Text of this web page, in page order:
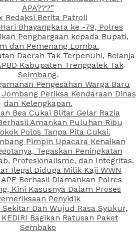
APA???”
Redaksi Berita Patroli
Bhayangkara ke -79, Polres
Penghargaan kepada Bupati,
dan Pemenang Lomba.
Daerah Tak Terpenuhi, Belanja
Kabupaten Trenggalek Tak
Seimbang.
Pengesahan Warga Baru
Jombang Periksa Kendaraan Dinas
dan Kelengkapan.
Bea Cukai Blitar Gelar Razia
Amankan Puluhan Ribu
Polos Tanpa Pita Cukai.
Pimpin Upacara Kenaikan
Tegaskan Peningkatan
Profesionalisme, dan Integritas.
Ilegal Diduga Milik Kaji WWN
Berhasil Diamankan Polres
Kini Kasusnya Dalam Proses
Penyidik
Sekitar Dan Wujud Rasa Syukur,
Bagikan Ratusan Paket
Sembako